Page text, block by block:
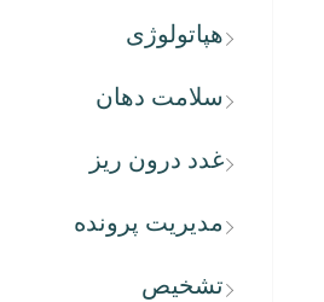
هپاتولوژی
سلامت دهان
غدد درون ریز
مدیریت پرونده
تشخیص